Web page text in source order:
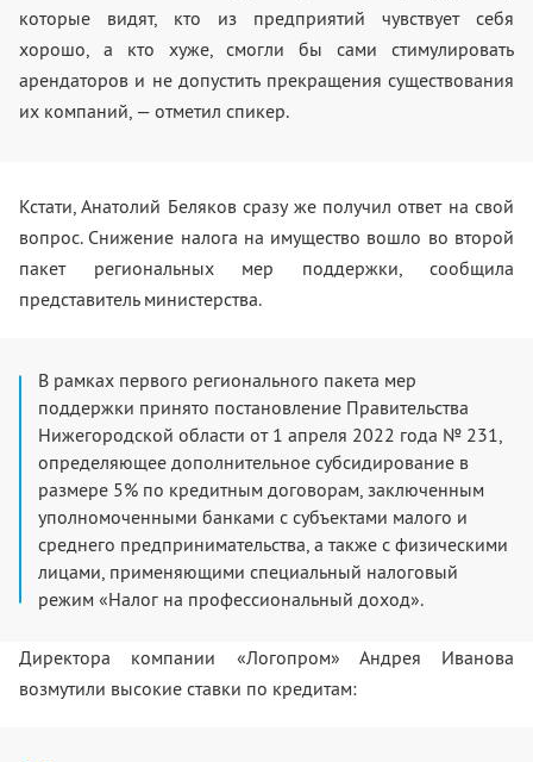
которые видят, кто из предприятий чувствует себя
хорошо, а кто хуже, смогли бы сами стимулировать
арендаторов и не допустить прекращения существования
их компаний, — отметил спикер.
Кстати, Анатолий Беляков сразу же получил ответ на свой
вопрос. Снижение налога на имущество вошло во второй
пакет региональных мер поддержки, сообщила
представитель министерства.
В рамках первого регионального пакета мер
поддержки принято постановление Правительства
Нижегородской области от 1 апреля 2022 года № 231,
определяющее дополнительное субсидирование в
размере 5% по кредитным договорам, заключенным
уполномоченными банками с субъектами малого и
среднего предпринимательства, а также с физическими
лицами, применяющими специальный налоговый
режим «Налог на профессиональный доход».
Директора компании «Логопром» Андрея Иванова
возмутили высокие ставки по кредитам: